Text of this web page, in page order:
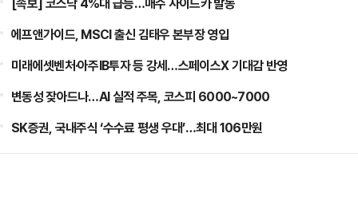
에프앤가이드, MSCI 출신 김태우 본부장 영입
미래에셋벤처·아주IB투자 등 강세…스페이스X 기대감 반영
변동성 잦아드나…AI 실적 주목, 코스피 6000~7000
SK증권, 국내주식 ‘수수료 평생 우대’…최대 106만원